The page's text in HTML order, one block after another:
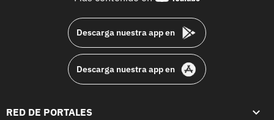
Descarga nuestra app en
Descarga nuestra app en
RED DE PORTALES